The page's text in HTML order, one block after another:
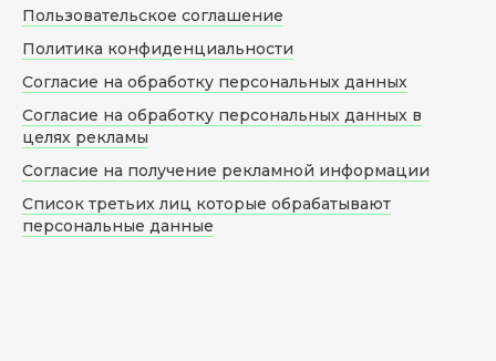
Пользовательское соглашение
Политика конфиденциальности
Согласие на обработку персональных данных
Согласие на обработку персональных данных в
целях рекламы
Согласие на получение рекламной информации
Список третьих лиц которые обрабатывают
персональные данные